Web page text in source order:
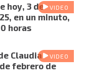
VIDEO
hoy, 3 de
en un minuto,
horas
VIDEO
Claudia
febrero de